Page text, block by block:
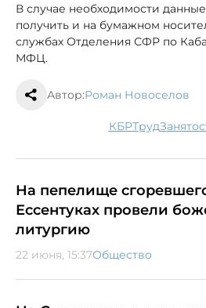
В случае необходимости
получить и на бумажном
службах Отделения СФР по
МФЦ.
Автор:Роман Новоселов
КБР труд
На пепелище
Ессентуках провели
литургию
22 июня, 15:37Общество